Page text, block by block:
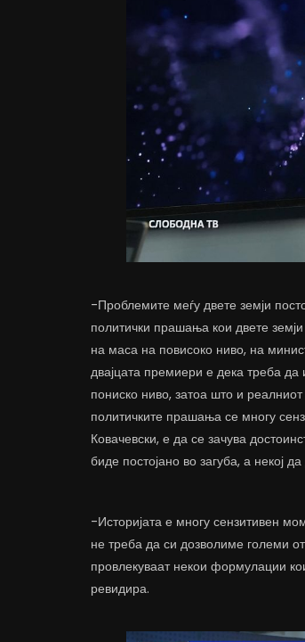
-Проблемите меѓу двете земји
политички прашања кои двете
на маса на повисоко ниво, на
двајцата премиери е дека треба
пониско ниво, затоа што и
политичките прашања се многу
Ковачевски, е да се зачува
биде постојано во загуба, а некој
-Историјата е многу сензитивен
не треба да си дозволиме големи
провлекуваат некои формулации
ревидира.